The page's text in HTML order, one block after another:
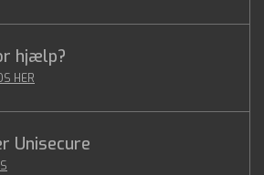
hjælp?
HER
Unisecure